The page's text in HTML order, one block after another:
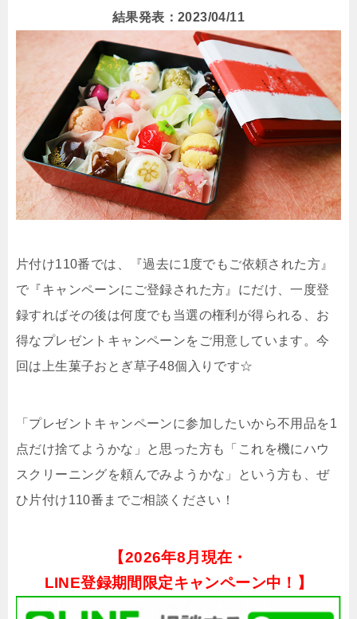
結果発表：2023/04/11
片付け110番では、『過去に1度でもご依頼された方』
で『キャンペーンにご登録された方』にだけ、一度登
録すればその後は何度でも当選の権利が得られる、お
得なプレゼントキャンペーンをご用意しています。今
回は上生菓子おとぎ草子48個入りです☆
「プレゼントキャンペーンに参加したいから不用品を1
点だけ捨てようかな」と思った方も「これを機にハウ
スクリーニングを頼んでみようかな」という方も、ぜ
ひ片付け110番までご相談ください！
【2026年8月現在・
LINE登録期間限定キャンペーン中！】